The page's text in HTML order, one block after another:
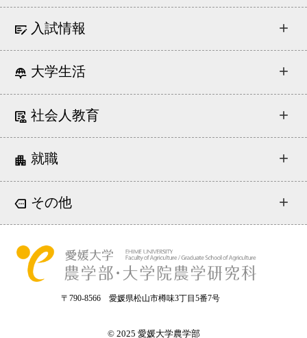
入試情報
大学生活
社会人教育
就職
その他
〒790-8566 愛媛県松山市樽味3丁目5番7号
© 2025 愛媛大学農学部